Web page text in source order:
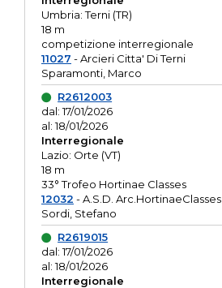
Umbria: Terni (TR)
18 m
competizione interregionale
11027 - Arcieri Citta' Di Terni
Sparamonti, Marco
R2612003
dal: 17/01/2026
al: 18/01/2026
Interregionale
Lazio: Orte (VT)
18 m
33° Trofeo Hortinae Classes
12032 - A.S.D. Arc.HortinaeClasses
Sordi, Stefano
R2619015
dal: 17/01/2026
al: 18/01/2026
Interregionale